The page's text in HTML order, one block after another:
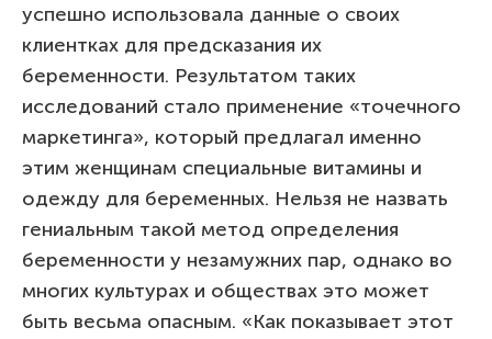
успешно использовала данные о своих
клиентках для предсказания их
беременности. Результатом таких
исследований стало применение «точечного
маркетинга», который предлагал именно
этим женщинам специальные витамины и
одежду для беременных. Нельзя не назвать
гениальным такой метод определения
беременности у незамужних пар, однако во
многих культурах и обществах это может
быть весьма опасным. «Как показывает этот